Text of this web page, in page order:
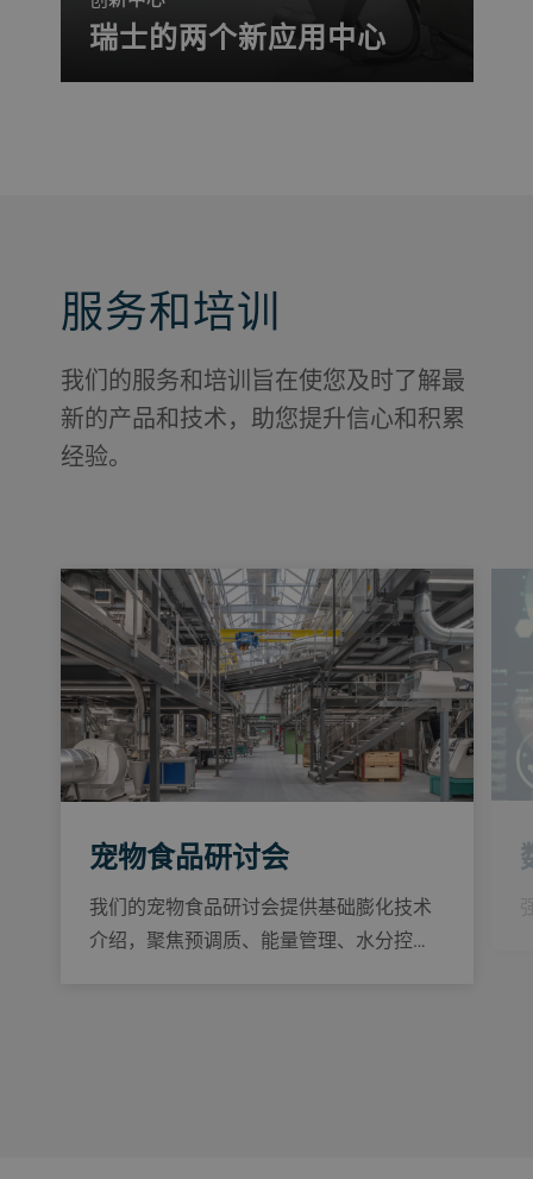
瑞士的两个新应用中心
服务和培训
我们的服务和培训旨在使您及时了解最
新的产品和技术，助您提升信心和积累
经验。
宠物食品研讨会
我们的宠物食品研讨会提供基础膨化技术
介绍，聚焦预调质、能量管理、水分控…